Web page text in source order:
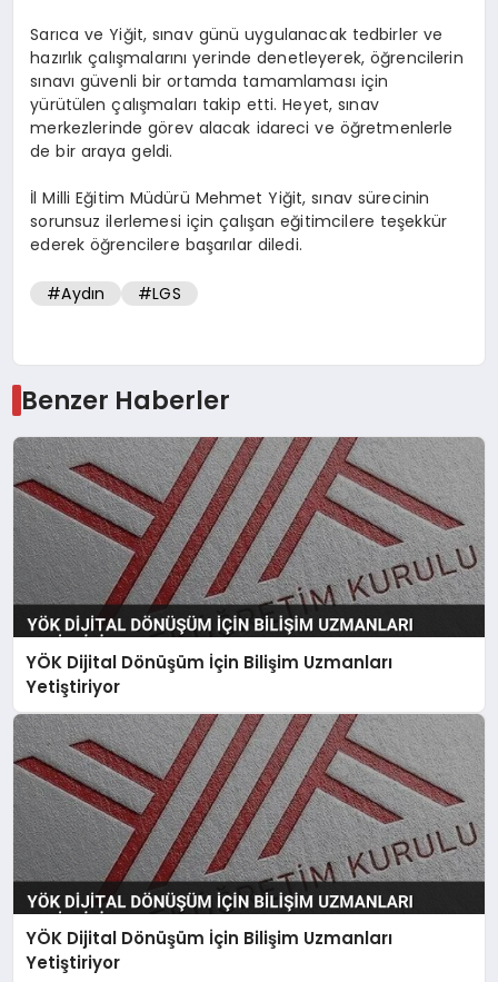
Sarıca ve Yiğit, sınav günü uygulanacak tedbirler ve
hazırlık çalışmalarını yerinde denetleyerek, öğrencilerin
sınavı güvenli bir ortamda tamamlaması için
yürütülen çalışmaları takip etti. Heyet, sınav
merkezlerinde görev alacak idareci ve öğretmenlerle
de bir araya geldi.
İl Milli Eğitim Müdürü Mehmet Yiğit, sınav sürecinin
sorunsuz ilerlemesi için çalışan eğitimcilere teşekkür
ederek öğrencilere başarılar diledi.
#Aydın #LGS
Benzer Haberler
YÖK Dijital Dönüşüm İçin Bilişim Uzmanları
Yetiştiriyor
YÖK Dijital Dönüşüm İçin Bilişim Uzmanları
Yetiştiriyor